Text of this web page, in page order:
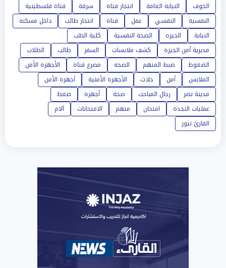
الخوف
النيابة العامة انتحار فتاة سرقة
فتاة فلسطينية
النفسية
النفسي عمل فتاة انتحار طالب
داخل مسكنه
النيابة
الجيزه الصحة النفسية
كلية الطب
مديرية أمن الجيزة
كشف ملابسات السفر طالب
الطلاب
الضغوط
ضبط المتهم الصحه مصرع فتاة
الأجهزة الأمن
الملابس
أمن حادث الأجهزة الأمنية
أجهزة الأمن
مدينة نصر
رجال المباحث صحة أجهزة
ضغط
عمليات النجدة
امتحان متهم الامتحانات
آلام
القارئ نيوز